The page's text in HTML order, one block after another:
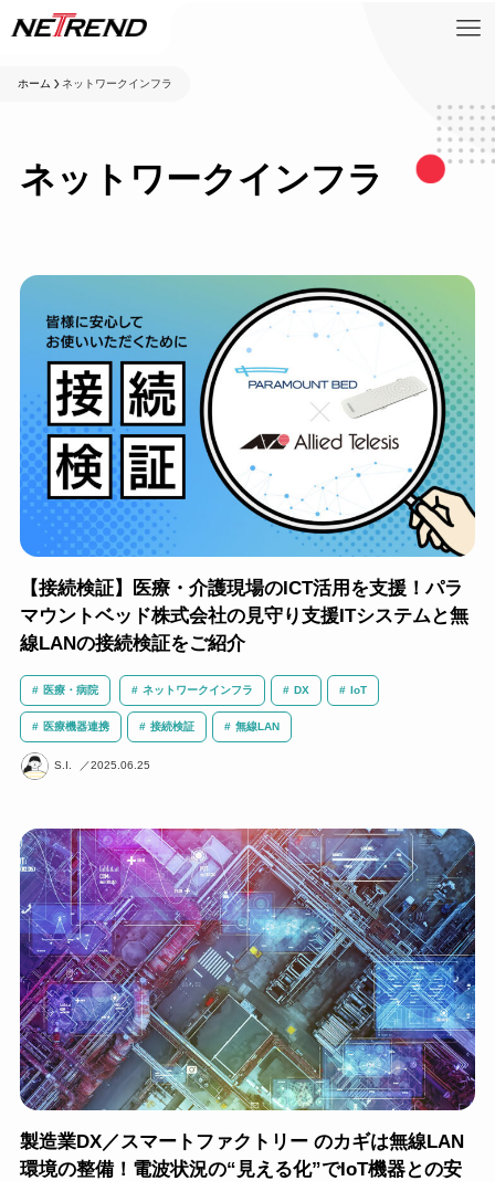
ホーム ネットワークインフラ
ネットワークインフラ
【接続検証】医療・介護現場のICT活用を支援！パラ
マウントベッド株式会社の見守り支援ITシステムと無
線LANの接続検証をご紹介
医療・病院 ネットワークインフラ DX IoT
医療機器連携 接続検証 無線LAN
S.I. 2025.06.25
製造業DX／スマートファクトリー のカギは無線LAN
環境の整備！電波状況の“見える化”でIoT機器との安